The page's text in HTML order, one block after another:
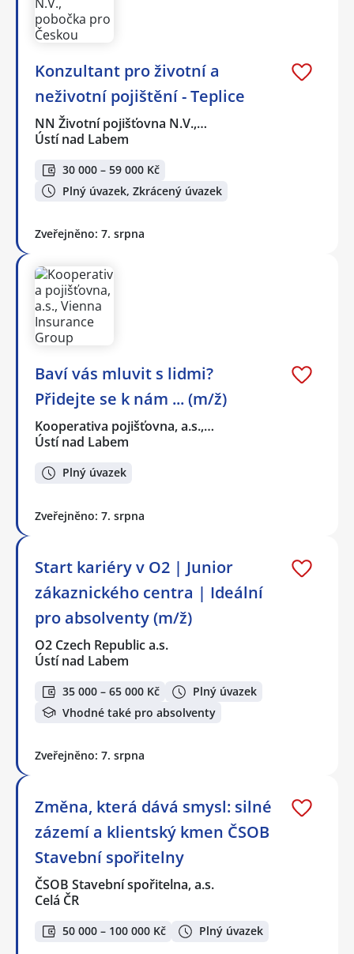
Konzultant pro životní a
neživotní pojištění - Teplice
NN Životní pojišťovna N.V.,…
Ústí nad Labem
30 000 – 59 000 Kč
Plný úvazek, Zkrácený úvazek
Zveřejněno: 7. srpna
Baví vás mluvit s lidmi?
Přidejte se k nám ... (m/ž)
Kooperativa pojišťovna, a.s.,…
Ústí nad Labem
Plný úvazek
Zveřejněno: 7. srpna
Start kariéry v O2 | Junior
zákaznického centra | Ideální
pro absolventy (m/ž)
O2 Czech Republic a.s.
Ústí nad Labem
35 000 – 65 000 Kč
Plný úvazek
Vhodné také pro absolventy
Zveřejněno: 7. srpna
Změna, která dává smysl: silné
zázemí a klientský kmen ČSOB
Stavební spořitelny
ČSOB Stavební spořitelna, a.s.
Celá ČR
50 000 – 100 000 Kč Plný úvazek